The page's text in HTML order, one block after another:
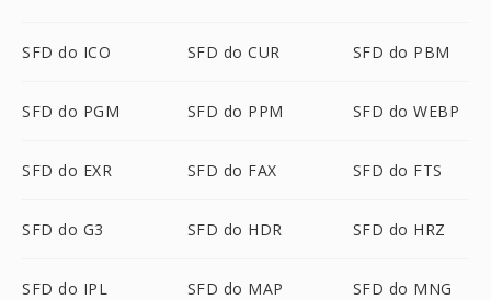
SFD do ICO SFD do CUR SFD do PBM
SFD do PGM SFD do PPM SFD do WEBP
SFD do EXR SFD do FAX SFD do FTS
SFD do G3 SFD do HDR SFD do HRZ
SFD do IPL SFD do MAP SFD do MNG